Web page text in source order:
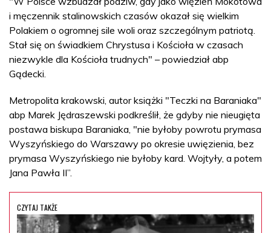
i męczennik stalinowskich czasów okazał się wielkim
Polakiem o ogromnej sile woli oraz szczególnym patriotą.
Stał się on świadkiem Chrystusa i Kościoła w czasach
niezwykle dla Kościoła trudnych" – powiedział abp
Gądecki.
Metropolita krakowski, autor książki "Teczki na Baraniaka"
abp Marek Jędraszewski podkreślił, że gdyby nie nieugięta
postawa biskupa Baraniaka, "nie byłoby powrotu prymasa
Wyszyńskiego do Warszawy po okresie uwięzienia, bez
prymasa Wyszyńskiego nie byłoby kard. Wojtyły, a potem
Jana Pawła II”.
CZYTAJ TAKŻE